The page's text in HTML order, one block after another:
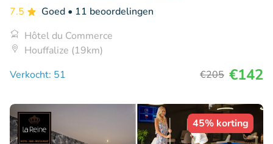
7.5 Goed • 11 beoordelingen
Hôtel du Commerce
Houffalize (19km)
Verkocht: 51
€205 €142
45% korting